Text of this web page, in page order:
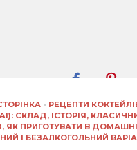
» РЕЦЕПТИ
СКЛАД, ІСТОРІЯ,
ЯК ПРИГОТУВАТИ В
І БЕЗАЛКОГОЛЬНИЙ